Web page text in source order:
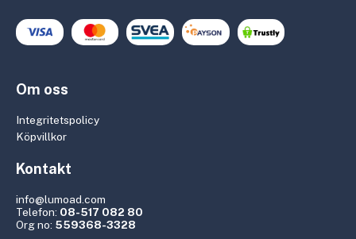
Om oss
Integritetspolicy
Köpvillkor
Kontakt
info@lumoad.com
Telefon: 08-517 082 80
Org no: 559368-3328